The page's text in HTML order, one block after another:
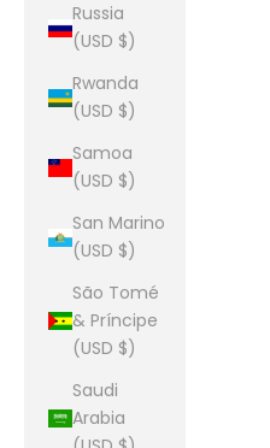
Russia
(USD $)
Rwanda
(USD $)
Samoa
(USD $)
San Marino
(USD $)
São Tomé
& Príncipe
(USD $)
Saudi
Arabia